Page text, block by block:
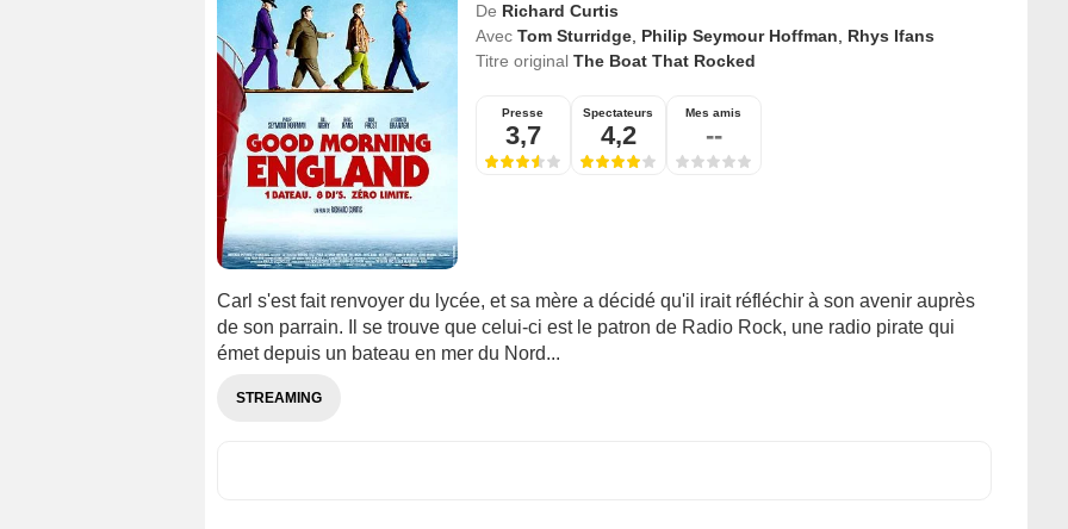
De Richard Curtis
Avec Tom Sturridge, Philip Seymour Hoffman
Rhys Ifans
Titre original The Boat That Rocked
Presse
3,7
Spectateurs
4,2
Mes amis
--
Carl s'est fait renvoyer du lycée, et sa mère a décidé qu'il irait réfléchir à son avenir auprès
de son parrain. Il se trouve que celui-ci est le patron de Radio Rock, une radio pirate qui
émet depuis un bateau en mer du Nord...
STREAMING